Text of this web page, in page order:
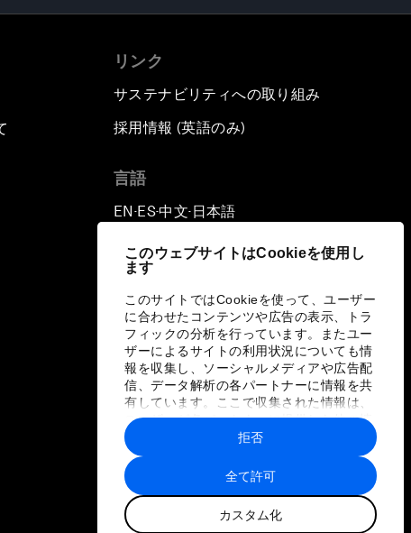
このウェブサイトはCookieを使用し
ます
このサイトではCookieを使って、ユーザー
に合わせたコンテンツや広告の表示、トラ
フィックの分析を行っています。またユー
ザーによるサイトの利用状況についても情
報を収集し、ソーシャルメディアや広告配
信、データ解析の各パートナーに情報を共
有しています。ここで収集された情報は、
ユーザーが各パートナーに提供した他の情
報や各パートナーのサービスを使用した際
に収集された情報と組み合わされ、各パー
トナーによって使用されることがありま
す。
全て許可
カスタム化
拒否
リンク
サステナビリティへの取り組み
採用情報 (英語のみ)
言語
EN ▪ES▪中文▪ 日本語